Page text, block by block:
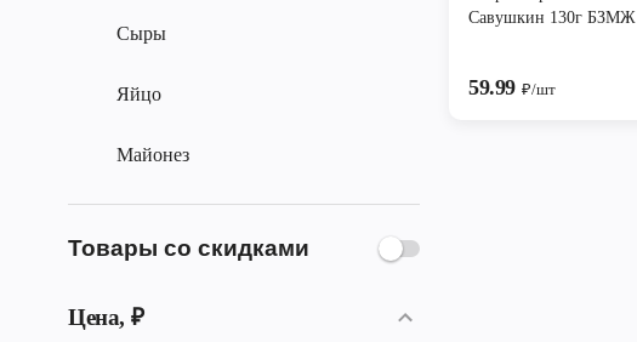
Сыры
Яйцо
Майонез
Товары со скидками
Цена, ₽
Савушкин 130г БЗМЖ
59.99 ₽/шт